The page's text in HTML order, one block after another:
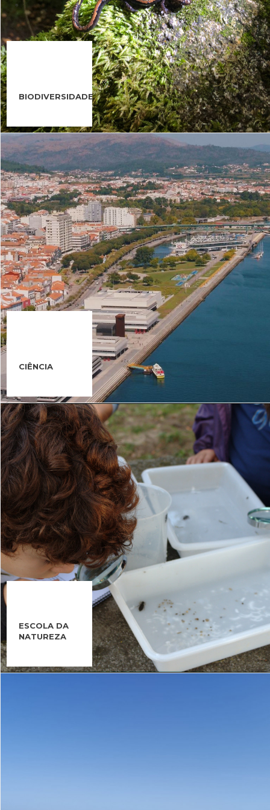
BIODIVERSIDADE
CIÊNCIA
ESCOLA DA
NATUREZA